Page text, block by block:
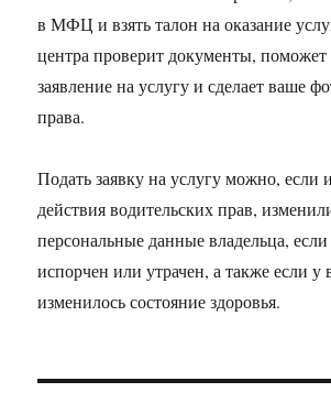
в МФЦ и взять талон на оказание
центра проверит документы, поможет
заявление на услугу и сделает ваше
права.
Подать заявку на услугу можно, если
действия водительских прав,
персональные данные владельца,
испорчен или утрачен, а также если у
изменилось состояние здоровья.